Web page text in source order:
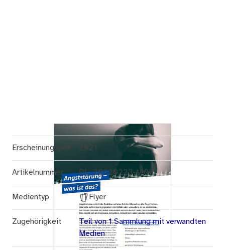
Erscheinungsjahr 2021
Artikelnummer DL_20220223-1806
Medientyp Flyer
Zugehörigkeit
Teil von 1 Sammlung mit verwandten
Medien